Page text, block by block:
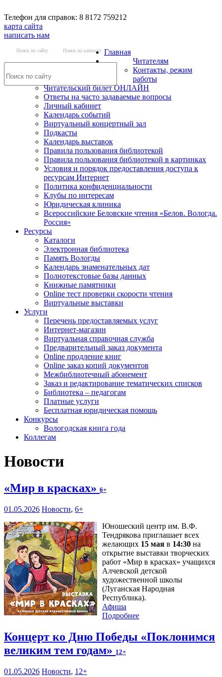
Телефон для справок: 8 8172 759212
карта сайта
написать нам
Поиск по сайту Поиск по каталогу Главная
Читателям
Контакты, режим
работы
Читательский билет ОНЛАЙН
Ответы на часто задаваемые вопросы
Личный кабинет
Календарь событий
Виртуальный концертный зал
Подкасты
Календарь выставок
Правила пользования библиотекой
Правила пользования библиотекой в картинках
Условия и порядок предоставления доступа к
ресурсам Интернет
Политика конфиденциальности
Клубы по интересам
Юридическая клиника
Всероссийские Беловские чтения «Белов. Вологда.
Россия»
Ресурсы
Каталоги
Электронная библиотека
Память Вологды
Календарь знаменательных дат
Полнотекстовые базы данных
Книжные памятники
Online тест проверки скорости чтения
Виртуальные выставки
Услуги
Перечень предоставляемых услуг
Интернет-магазин
Виртуальная справочная служба
Предварительный заказ документа
Online продление книг
Online заказ копий документов
Межбиблиотечный абонемент
Заказ и редактирование тематических списков
Библиотека – педагогам
Платные услуги
Бесплатная юридическая помощь
Конкурсы
Вологодская книга года
Коллегам
Новости
«Мир в красках» 6+
01.05.2026 Новости, 6+
Юношеский центр им. В.Ф.
Тендрякова приглашает всех
желающих 15 мая в 14:30 на
открытие выставки творческих
работ «Мир в красках» учащихся
Алчевской детской
художественной школы
(Луганская Народная
Республика).
Афиша
Подробнее
Концерт ко Дню Победы «Поклонимся
великим тем годам» 12+
01.05.2026 Новости, 12+